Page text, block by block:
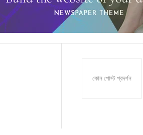
কোন পোস্ট প্রদর্শন